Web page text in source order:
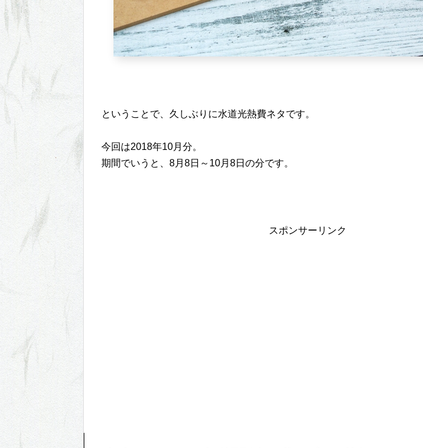
ということで、久しぶりに水道光熱費ネタです。
今回は2018年10月分。
期間でいうと、8月8日～10月8日の分です。
スポンサーリンク